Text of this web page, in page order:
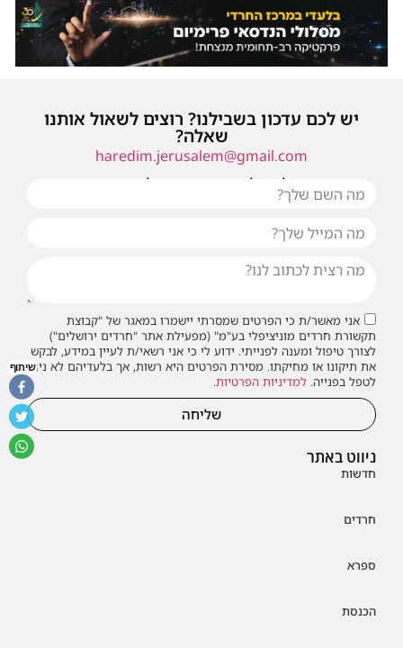
ניווט באתר
חדשות
חרדים
ספרא
הכנסת
יש לכם עדכון בשבילנו? רוצים לשאול אותנו
שאלה?
haredim.jerusalem@gmail.com
או שילחו אלינו פנייה ונחזור אליכם בהקדם
אני מאשר/ת כי הפרטים שמסרתי יישמרו במאגר של "קבוצת
תקשורת חרדים מוניציפלי בע"מ" (מפעילת אתר "חרדים ירושלים")
לצורך טיפול ומענה לפנייתי. ידוע לי כי אני רשאי/ת לעיין במידע, לבקש
את תיקונו או מחיקתו. מסירת הפרטים היא רשות, אך בלעדיהם לא ניתן
לטפל בפנייה. למדיניות הפרטיות.
שליחה
שיתוף